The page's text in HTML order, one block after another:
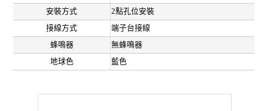
安裝方式
2點孔位安裝
接線方式
端子台接線
蜂鳴器
無蜂鳴器
地球色
藍色